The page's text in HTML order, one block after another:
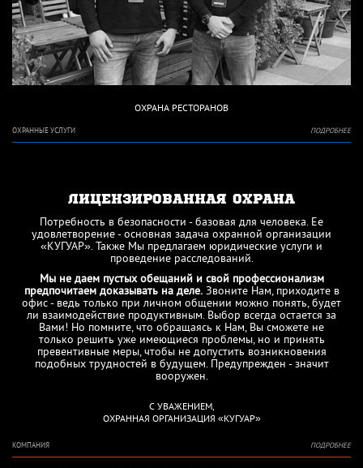
ОХРАНА РЕСТОРАНОВ
ОХРАННЫЕ УСЛУГИ ПОДРОБНЕЕ
ЛИЦЕНЗИРОВАННАЯ ОХРАНА
Потребность в безопасности - базовая для человека. Ее
удовлетворение - основная задача охранной организации
«КУГУАР». Также Мы предлагаем юридические услуги и
проведение расследований.
Мы не даем пустых обещаний и свой профессионализм
предпочитаем доказывать на деле.Звоните Нам, приходите в
офис - ведь только при личном общении можно понять, будет
ли взаимодействие продуктивным. Выбор всегда остается за
Вами! Но помните, что обращаясь к Нам, Вы сможете не
только решить уже имеющиеся проблемы, но и принять
превентивные меры, чтобы не допустить возникновения
подобных трудностей в будущем. Предупрежден - значит
вооружен.
С УВАЖЕНИЕМ,
ОХРАННАЯ ОРГАНИЗАЦИЯ «КУГУАР»
КОМПАНИЯ ПОДРОБНЕЕ